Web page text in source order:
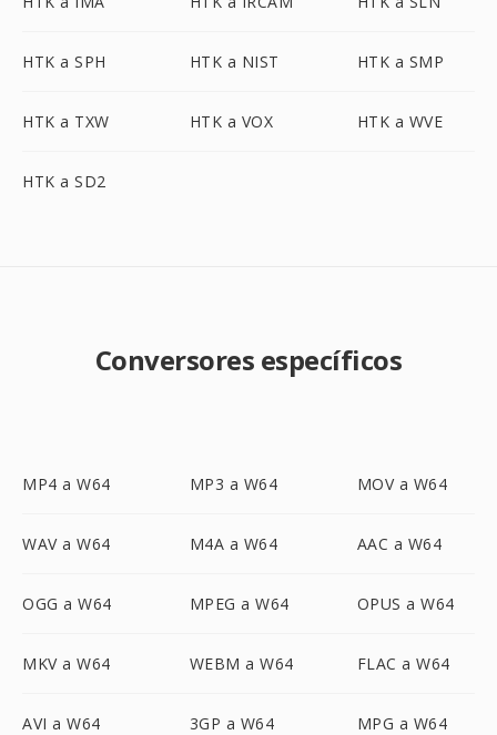
HTK a SPH HTK a NIST HTK a SMP
HTK a TXW HTK a VOX HTK a WVE
HTK a SD2
Conversores específicos
MP4 a W64 MP3 a W64 MOV a W64
WAV a W64 M4A a W64 AAC a W64
OGG a W64 MPEG a W64 OPUS a W64
MKV a W64 WEBM a W64 FLAC a W64
AVI a W64 3GP a W64 MPG a W64